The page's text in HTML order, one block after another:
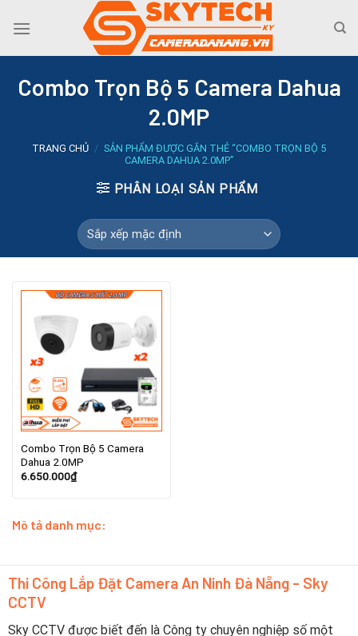
Combo Trọn Bộ 5 Camera Dahua
2.0MP
TRANG CHỦ / SẢN PHẨM ĐƯỢC GẮN THẺ “COMBO TRỌN BỘ 5
CAMERA DAHUA 2.0MP”
PHÂN LOẠI SẢN PHẨM
Combo Trọn Bộ 5 Camera
Dahua 2.0MP
6.650.000₫
Mô tả danh mục:
Thi Công Lắp Đặt Camera An Ninh Đà Nẵng - Sky
CCTV
Sky CCTV được biết đến là Công ty chuyên nghiệp số một